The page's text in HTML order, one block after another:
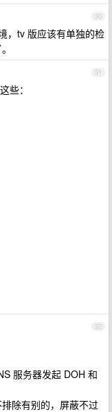
30
，tv 版应该有单独的检
31
些：
32
服务器发起 DOH 和
除有别的，屏蔽不过